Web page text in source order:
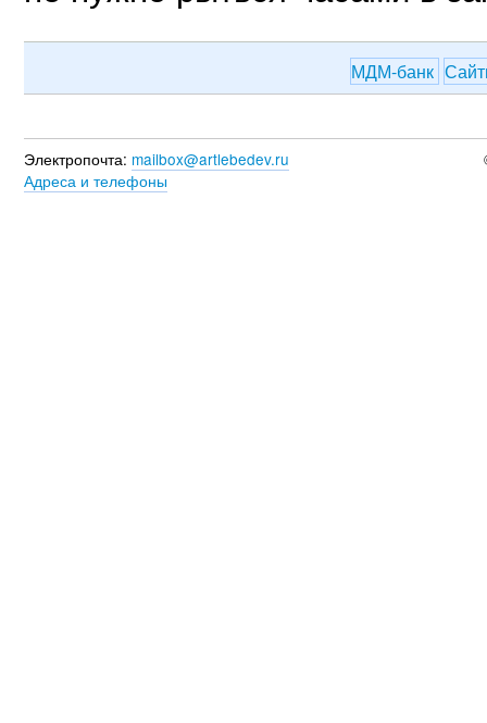
МДМ-банк
Электропочта: mailbox@artlebedev.ru
Адреса и телефоны